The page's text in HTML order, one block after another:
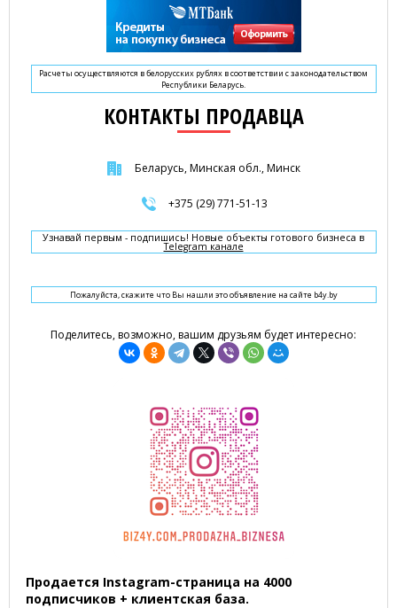
Расчеты осуществляются в белорусских рублях в соответствии с законодательством
Республики Беларусь.
КОНТАКТЫ ПРОДАВЦА
Беларусь, Минская обл., Минск
+375 (29) 771-51-13
Узнавай первым - подпишись! Новые объекты готового бизнеса в
Telegram канале
Пожалуйста, скажите что Вы нашли это объявление на сайте b4y.by
Поделитесь, возможно, вашим друзьям будет интересно:
Продается Instagram-страница на 4000
подписчиков + клиентская база.